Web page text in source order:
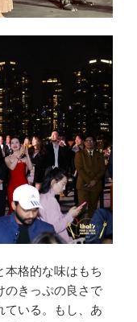
本格的な味はもち
のきっぷの良さで
ている。もし、あ